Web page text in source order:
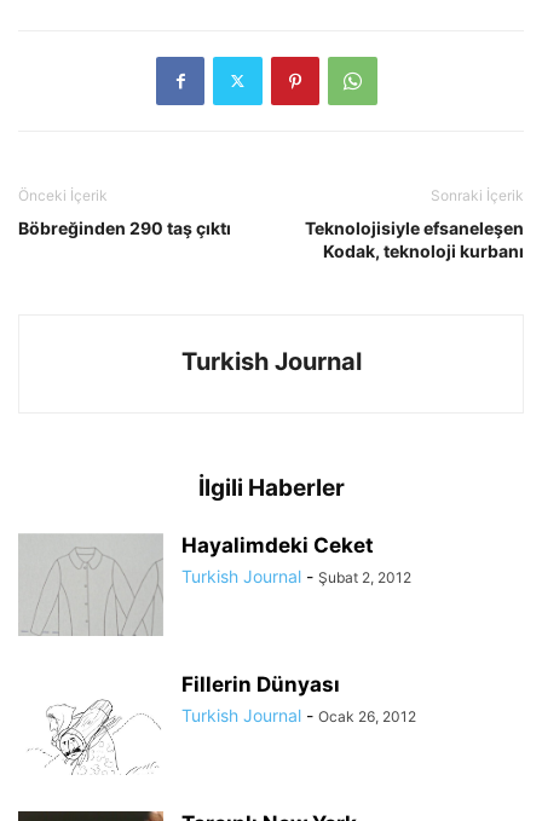
Önceki İçerik
Böbreğinden 290 taş çıktı
Sonraki İçerik
Teknolojisiyle efsaneleşen
Kodak, teknoloji kurbanı
Turkish Journal
İlgili Haberler
Hayalimdeki Ceket
Turkish Journal - Şubat 2, 2012
Fillerin Dünyası
Turkish Journal - Ocak 26, 2012